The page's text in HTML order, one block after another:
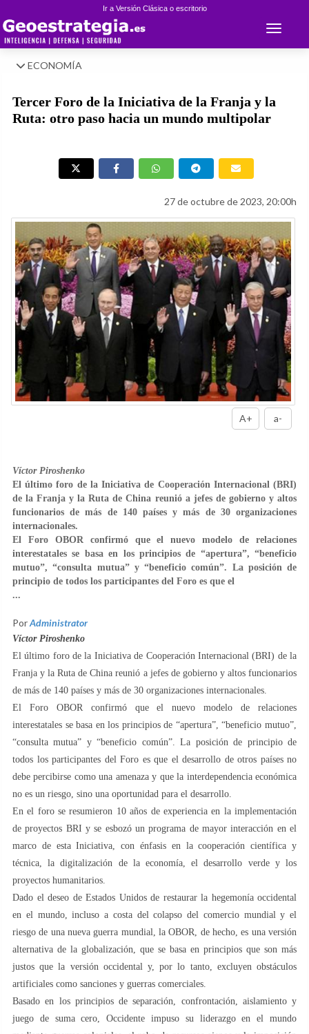
Ir a Versión Clásica o escritorio
Toggle
ECONOMÍA
Tercer Foro de la Iniciativa de la Franja y la
Ruta: otro paso hacia un mundo multipolar
27 de octubre de 2023, 20:00h
A+ a-
Víctor Piroshenko
El último foro de la Iniciativa de Cooperación Internacional (BRI)
de la Franja y la Ruta de China reunió a jefes de gobierno y altos
funcionarios de más de 140 países y más de 30 organizaciones
internacionales.
El Foro OBOR confirmó que el nuevo modelo de relaciones
interestatales se basa en los principios de “apertura”, “beneficio
mutuo”, “consulta mutua” y “beneficio común”. La posición de
principio de todos los participantes del Foro es que el
...
PorAdministrator
Víctor Piroshenko
El último foro de la Iniciativa de Cooperación Internacional (BRI) de la
Franja y la Ruta de China reunió a jefes de gobierno y altos funcionarios
de más de 140 países y más de 30 organizaciones internacionales.
El Foro OBOR confirmó que el nuevo modelo de relaciones
interestatales se basa en los principios de “apertura”, “beneficio mutuo”,
“consulta mutua” y “beneficio común”. La posición de principio de
todos los participantes del Foro es que el desarrollo de otros países no
debe percibirse como una amenaza y que la interdependencia económica
no es un riesgo, sino una oportunidad para el desarrollo.
En el foro se resumieron 10 años de experiencia en la implementación
de proyectos BRI y se esbozó un programa de mayor interacción en el
marco de esta Iniciativa, con énfasis en la cooperación científica y
técnica, la digitalización de la economía, el desarrollo verde y los
proyectos humanitarios.
Dado el deseo de Estados Unidos de restaurar la hegemonía occidental
en el mundo, incluso a costa del colapso del comercio mundial y el
riesgo de una nueva guerra mundial, la OBOR, de hecho, es una versión
alternativa de la globalización, que se basa en principios que son más
justos que la versión occidental y, por lo tanto, excluyen obstáculos
artificiales como sanciones y guerras comerciales.
Basado en los principios de separación, confrontación, aislamiento y
juego de suma cero, Occidente impuso su liderazgo en el mundo